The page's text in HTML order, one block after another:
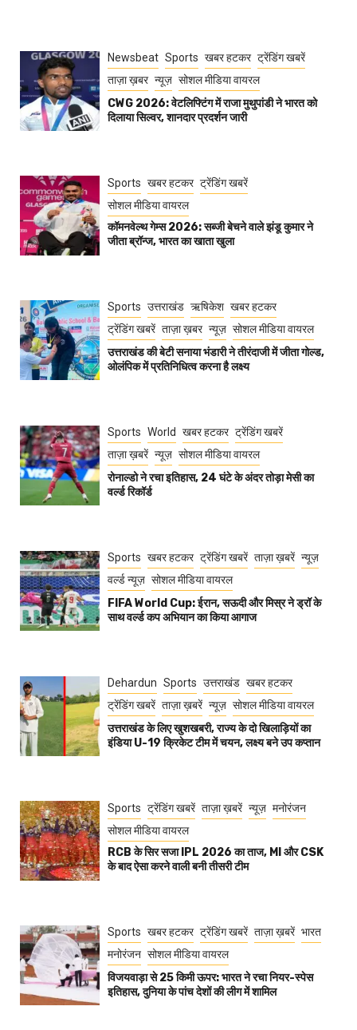
Newsbeat Sports खबर हटकर ट्रेंडिंग खबरें
ताज़ा ख़बर न्यूज़ सोशल मीडिया वायरल
CWG 2026: वेटलिफ्टिंग में राजा मुथुपांडी ने भारत को
दिलाया सिल्वर, शानदार प्रदर्शन जारी
Sports खबर हटकर ट्रेंडिंग खबरें
सोशल मीडिया वायरल
कॉमनवेल्थ गेम्स 2026: सब्जी बेचने वाले झंडू कुमार ने
जीता ब्रॉन्ज, भारत का खाता खुला
Sports उत्तराखंड ऋषिकेश खबर हटकर
ट्रेंडिंग खबरें ताज़ा ख़बर न्यूज़ सोशल मीडिया वायरल
उत्तराखंड की बेटी सनाया भंडारी ने तीरंदाजी में जीता गोल्ड,
ओलंपिक में प्रतिनिधित्व करना है लक्ष्य
Sports World खबर हटकर ट्रेंडिंग खबरें
ताज़ा ख़बरें न्यूज़ सोशल मीडिया वायरल
रोनाल्डो ने रचा इतिहास, 24 घंटे के अंदर तोड़ा मेसी का
वर्ल्ड रिकॉर्ड
Sports खबर हटकर ट्रेंडिंग खबरें ताज़ा ख़बरें न्यूज़
वर्ल्ड न्यूज़ सोशल मीडिया वायरल
FIFA World Cup: ईरान, सऊदी और मिस्र ने ड्रॉ के
साथ वर्ल्ड कप अभियान का किया आगाज
Dehardun Sports उत्तराखंड खबर हटकर
ट्रेंडिंग खबरें ताज़ा ख़बरें न्यूज़ सोशल मीडिया वायरल
उत्तराखंड के लिए खुशखबरी, राज्य के दो खिलाड़ियों का
इंडिया U-19 क्रिकेट टीम में चयन, लक्ष्य बने उप कप्तान
Sports ट्रेंडिंग खबरें ताज़ा ख़बरें न्यूज़ मनोरंजन
सोशल मीडिया वायरल
RCB के सिर सजा IPL 2026 का ताज, MI और CSK
के बाद ऐसा करने वाली बनी तीसरी टीम
Sports खबर हटकर ट्रेंडिंग खबरें ताज़ा ख़बरें भारत
मनोरंजन सोशल मीडिया वायरल
विजयवाड़ा से 25 किमी ऊपर: भारत ने रचा नियर-स्पेस
इतिहास, दुनिया के पांच देशों की लीग में शामिल